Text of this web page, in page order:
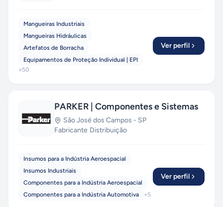
Mangueiras Industriais
Mangueiras Hidráulicas
Artefatos de Borracha
Equipamentos de Proteção Individual | EPI
+50
Ver perfil
PARKER | Componentes e Sistemas
São José dos Campos - SP
Fabricante·Distribuição
Insumos para a Indústria Aeroespacial
Insumos Industriais
Componentes para a Indústria Aeroespacial
Componentes para a Indústria Automotiva
+5
Ver perfil